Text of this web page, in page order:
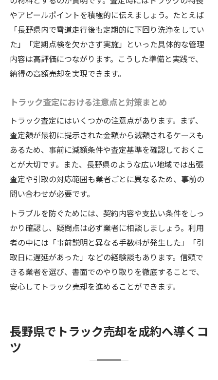
やアピールポイントを積極的に伝えましょう。たとえば
「長野県内で雪道走行後も定期的に下回り洗浄をしてい
た」「定期点検を欠かさず実施」といった具体的な管理
内容は高評価につながります。こうした準備と実践で、
納得の高額売却を実現できます。
トラック査定における注意点と対策まとめ
トラック査定にはいくつかの注意点があります。まず、
査定額が最初に提示された金額から減額されるケースも
あるため、事前に減額条件や査定基準を確認しておくこ
とが大切です。また、長野県のような広い地域では出張
査定や引取の対応範囲も業者ごとに異なるため、事前の
問い合わせが必要です。
トラブルを防ぐためには、契約内容や支払い条件をしっ
かり確認し、疑問点は必ず業者に相談しましょう。利用
者の中には「事前説明と異なる手数料が発生した」「引
取日に遅延があった」などの経験談もあります。信頼で
きる業者を選び、書面でのやり取りを徹底することで、
安心してトラック売却を進めることができます。
長野県でトラック売却を成約へ導くコ
ツ